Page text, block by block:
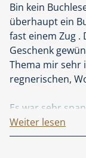
% nicht
die 0,5 %
Jahren eindeutig
wenn man nicht
das wir haben
spätestens seit
euch - ihr
Bin kein
überhaupt ein
fast einem Zug .
Geschenk
Thema mir sehr
regnerischen,
Es war sehr
es weiterging.
realitätsnahen
Weiter lesen